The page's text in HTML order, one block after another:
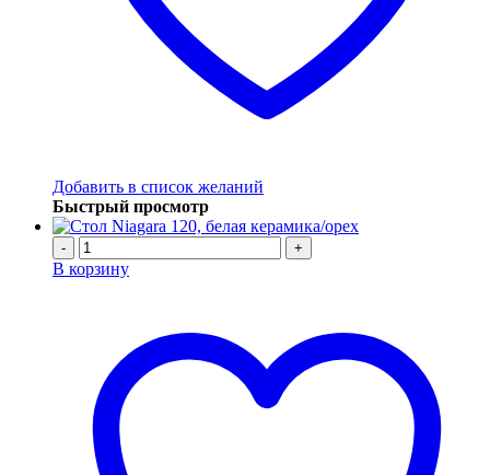
Добавить в список желаний
Быстрый просмотр
- +
В корзину